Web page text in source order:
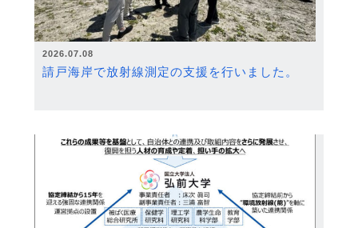
2026.07.08
請戸海岸で放射線測定の支援を行いました。